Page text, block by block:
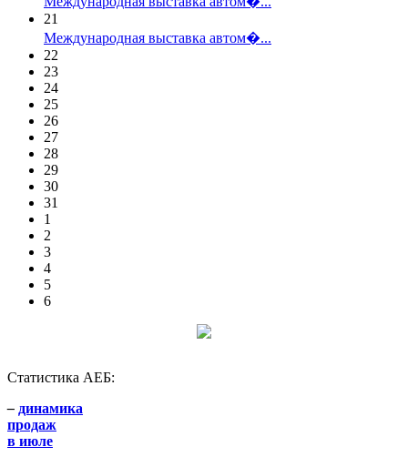
21
Международная выставка автом�...
22
23
24
25
26
27
28
29
30
31
1
2
3
4
5
6
Статистика АЕБ:
– динамика
продаж
в июле